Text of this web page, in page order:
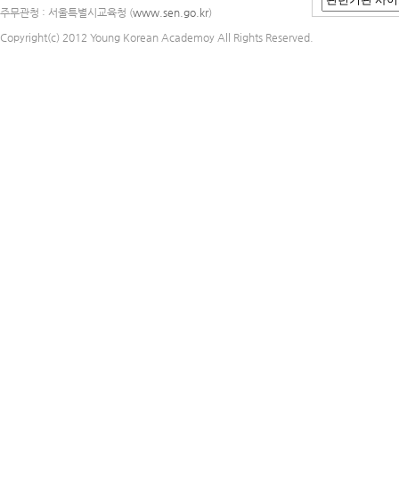
주무관청 : 서울특별시교육청 (www.sen.go.kr)
Copyright(c) 2012 Young Korean Academoy All Rights Reserved.